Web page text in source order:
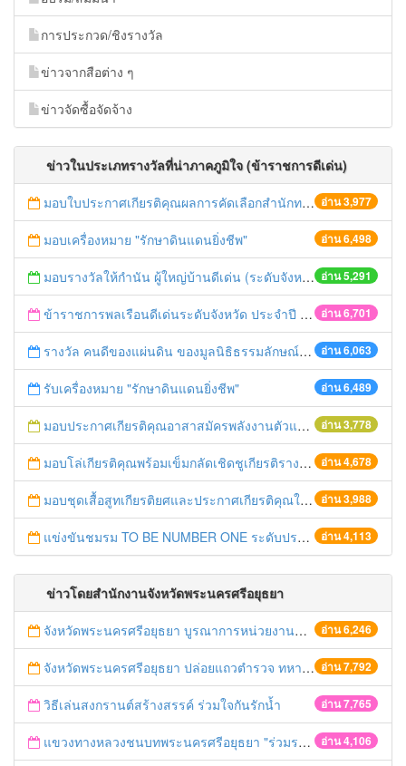
การประกวด/ชิงรางวัล
ข่าวจากสือต่าง ๆ
ข่าวจัดซื้อจัดจ้าง
ข่าวในประเภทรางวัลที่น่าภาคภูมิใจ (ข้าราชการดีเด่น)
อ่าน 3,977
มอบใบประกาศเกียรติคุณผลการคัดเลือกสำนักทะเบียนดีเด่น พ.ศ.2558
อ่าน 6,498
มอบเครื่องหมาย "รักษาดินแดนยิ่งชีพ"
อ่าน 5,291
มอบรางวัลให้กำนัน ผู้ใหญ่บ้านดีเด่น (ระดับจังหวัด) ประจำปี 2558
อ่าน 6,701
ข้าราชการพลเรือนดีเด่นระดับจังหวัด ประจำปี 2557
อ่าน 6,063
รางวัล คนดีของแผ่นดิน ของมูลนิธิธรรมลักษณ์ศิลา ประจำปี 2558
อ่าน 6,489
รับเครื่องหมาย "รักษาดินแดนยิ่งชีพ"
อ่าน 3,778
มอบประกาศเกียรติคุณอาสาสมัครพลังงานตัวแทนระดับอำเภอ
อ่าน 4,678
มอบโล่เกียรติคุณพร้อมเข็มกลัดเชิดชูเกียรติรางวัล "หม่อมงามจิตต์ บุรฉัตร" รางวัลสร้างเสริมคนดีมีคุณธรรมประจำปี พ.ศ.2557
อ่าน 3,988
มอบชุดเสื้อสูทเกียรติยศและประกาศเกียรติคุณให้กำนัน ผู้ใหญ่บ้าน ดีเด่น ระดับจังหวัดประจำปี 2557
อ่าน 4,113
แข่งขันชมรม TO BE NUMBER ONE ระดับประเทศ
ข่าวโดยสำนักงานจังหวัดพระนครศรีอยุธยา
อ่าน 6,246
จังหวัดพระนครศรีอยุธยา บูรณาการหน่วยงานที่เกี่ยวข้อง ลงพื้นที่จัดระเบียบและดำเนินมาตรการตามบทลงโทษสูงสุดกับผู้ประกอบการร้านค้าที่ยังฝ่าฝืนตั้งร้านค้ารุกล้ำเขตพื้นที่ทางหลวง เตรียมความปลอดภัยก่อนเทศกาลสงกรานต์
อ่าน 7,792
จังหวัดพระนครศรีอยุธยา ปล่อยแถวตำรวจ ทหาร ฝ่ายปกครอง กว่า 100 นาย ตรวจเข้มท่ารถสาธารณะ สถานีขนส่งรถโดยสาร วินรถตู้ และสถานีรถไฟ เตรียมรับมือเทศกาลสงกรานต์
อ่าน 7,765
วิธีเล่นสงกรานต์สร้างสรรค์ ร่วมใจกันรักน้ำ
อ่าน 4,106
แขวงทางหลวงชนบทพระนครศรีอยุธยา "ร่วมรณรงค์ ขับช้า เปิดไฟหน้า คาดเข็มขัด" เทศกาลสงกรานต์ ปี 2561